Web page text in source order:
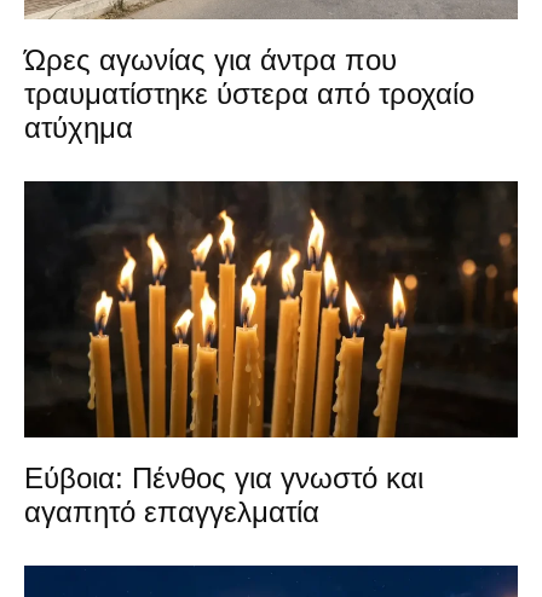
Ώρες αγωνίας για άντρα που
τραυματίστηκε ύστερα από τροχαίο
ατύχημα
Εύβοια: Πένθος για γνωστό και
αγαπητό επαγγελματία